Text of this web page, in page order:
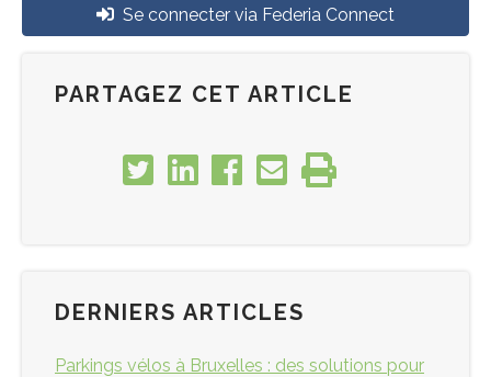
Se connecter via Federia Connect
PARTAGEZ CET ARTICLE
DERNIERS ARTICLES
Parkings vélos à Bruxelles : des solutions pour